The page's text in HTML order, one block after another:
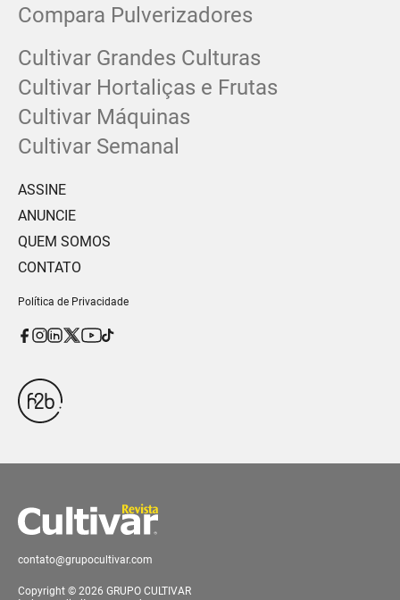
Compara Pulverizadores
Cultivar Grandes Culturas
Cultivar Hortaliças e Frutas
Cultivar Máquinas
Cultivar Semanal
ASSINE
ANUNCIE
QUEM SOMOS
CONTATO
Política de Privacidade
contato@grupocultivar.com
Copyright © 2026 GRUPO CULTIVAR